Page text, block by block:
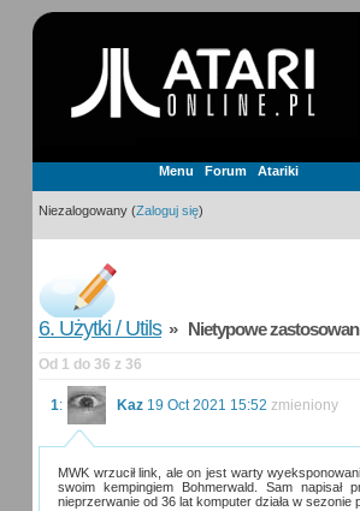
Menu Forum Atariki
Niezalogowany (Zaloguj się)
6. Użytki / Utils» Nietypowe
Od 1 do 36 z 36
1: Kaz 19 Oct 2021 15:52 zmieniony
MWK wrzucił link, ale on jest warty
swoim kempingiem Bohmerwald. Sam
nieprzerwanie od 36 lat komputer działa w